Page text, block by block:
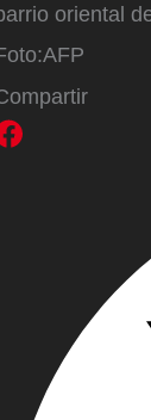
oriental
AFP